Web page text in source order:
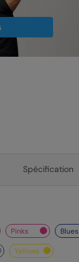
Spécification
pinks blues
yellows